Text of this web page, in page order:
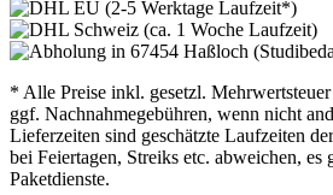
* Alle Preise inkl. gesetzl.
ggf. Nachnahmegebühren, wenn nicht
Lieferzeiten sind geschätzte Laufzeiten
bei Feiertagen, Streiks etc. abweichen,
Paketdienste.